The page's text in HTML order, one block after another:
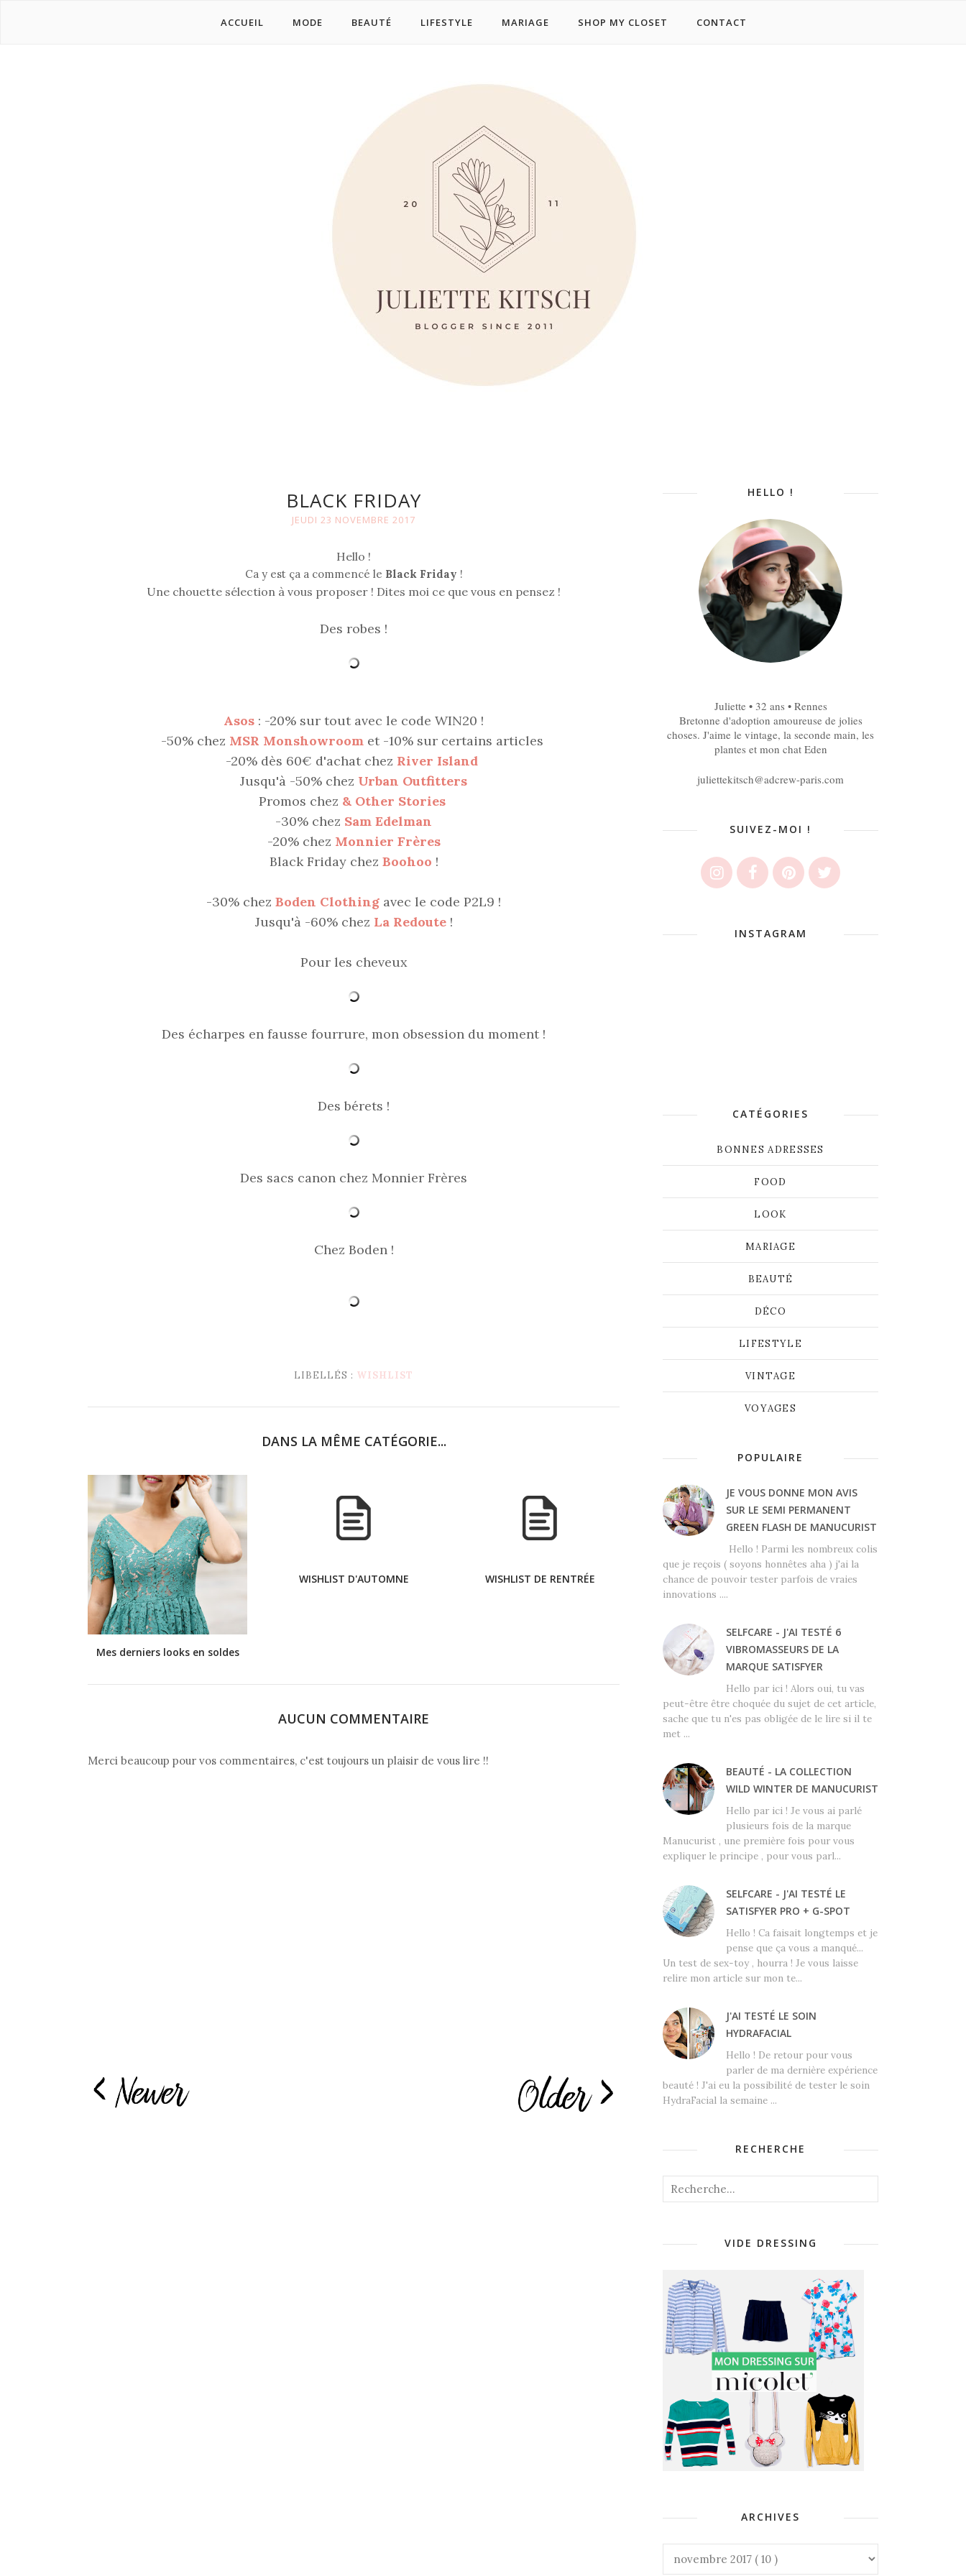
ACCUEIL MODE BEAUTÉ LIFESTYLE MARIAGE SHOP MY CLOSET CONTACT
BLACK FRIDAY
JEUDI 23 NOVEMBRE 2017
Hello !
Ca y est ça a commencé le Black Friday !
Une chouette sélection à vous proposer ! Dites moi ce que vous en pensez !
Des robes !
Asos : -20% sur tout avec le code WIN20 !
-50% chez MSR Monshowroomet -10% sur certains articles
-20% dès 60€ d'achat chez River Island
Jusqu'à -50% chez Urban Outfitters
Promos chez & Other Stories
-30% chez Sam Edelman
-20% chez Monnier Frères
Black Friday chez Boohoo !
-30% chez Boden Clothing avec le code P2L9 !
Jusqu'à -60% chez La Redoute!
Pour les cheveux
Des écharpes en fausse fourrure, mon obsession du moment !
Des bérets !
Des sacs canon chez Monnier Frères
Chez Boden !
LIBELLÉS : WISHLIST
DANS LA MÊME CATÉGORIE...
Mes derniers looks en soldes
WISHLIST D'AUTOMNE WISHLIST DE RENTRÉE
AUCUN COMMENTAIRE
Merci beaucoup pour vos commentaires, c'est toujours un plaisir de vous lire !!
HELLO !
Juliette • 32 ans • Rennes
Bretonne d'adoption amoureuse de jolies
choses. J'aime le vintage, la seconde main, les
plantes et mon chat Eden
juliettekitsch@adcrew-paris.com
SUIVEZ-MOI !
INSTAGRAM
CATÉGORIES
BONNES ADRESSES
FOOD
LOOK
MARIAGE
BEAUTÉ
DÉCO
LIFESTYLE
VINTAGE
VOYAGES
POPULAIRE
JE VOUS DONNE MON AVIS
SUR LE SEMI PERMANENT
GREEN FLASH DE MANUCURIST
Hello ! Parmi les nombreux colis
que je reçois ( soyons honnêtes aha ) j'ai la
chance de pouvoir tester parfois de vraies
innovations ....
SELFCARE - J'AI TESTÉ 6
VIBROMASSEURS DE LA
MARQUE SATISFYER
Hello par ici ! Alors oui, tu vas
peut-être être choquée du sujet de cet article,
sache que tu n'es pas obligée de le lire si il te
met ...
BEAUTÉ - LA COLLECTION
WILD WINTER DE MANUCURIST
Hello par ici ! Je vous ai parlé
plusieurs fois de la marque
Manucurist , une première fois pour vous
expliquer le principe , pour vous parl...
SELFCARE - J'AI TESTÉ LE
SATISFYER PRO + G-SPOT
Hello ! Ca faisait longtemps et je
pense que ça vous a manqué...
Un test de sex-toy , hourra ! Je vous laisse
relire mon article sur mon te...
J'AI TESTÉ LE SOIN
HYDRAFACIAL
Hello ! De retour pour vous
parler de ma dernière expérience
beauté ! J'ai eu la possibilité de tester le soin
HydraFacial la semaine ...
RECHERCHE
VIDE DRESSING
ARCHIVES